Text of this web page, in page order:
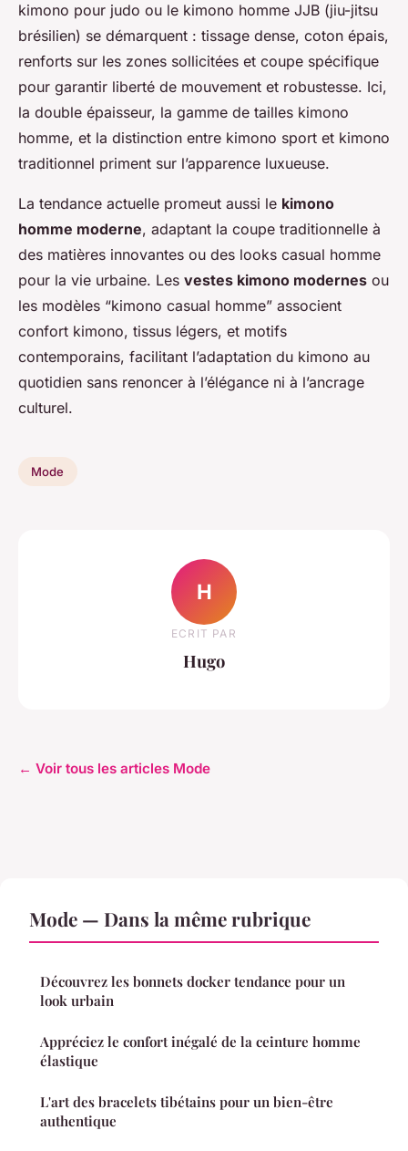
kimono pour judo ou le kimono homme JJB (jiu-jitsu
brésilien) se démarquent : tissage dense, coton épais,
renforts sur les zones sollicitées et coupe spécifique
pour garantir liberté de mouvement et robustesse. Ici,
la double épaisseur, la gamme de tailles kimono
homme, et la distinction entre kimono sport et kimono
traditionnel priment sur l’apparence luxueuse.
La tendance actuelle promeut aussi le kimono
homme moderne, adaptant la coupe traditionnelle à
des matières innovantes ou des looks casual homme
pour la vie urbaine. Les vestes kimono modernes ou
les modèles “kimono casual homme” associent
confort kimono, tissus légers, et motifs
contemporains, facilitant l’adaptation du kimono au
quotidien sans renoncer à l’élégance ni à l’ancrage
culturel.
Mode
H
ECRIT PAR
Hugo
← Voir tous les articles Mode
Mode — Dans la même rubrique
Découvrez les bonnets docker tendance pour un
look urbain
Appréciez le confort inégalé de la ceinture homme
élastique
L'art des bracelets tibétains pour un bien-être
authentique